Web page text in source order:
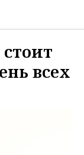
всех